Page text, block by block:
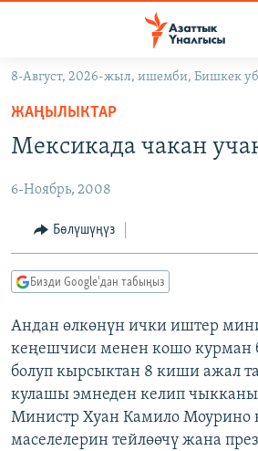
Навигацияга
өтүңүз
Издөөгө
салыңыз
САЯСАТ
ЭКОНОМИКА
ДҮЙНӨ
БОРБОР АЗИЯ
УКРАИНА
АТАЙЫН ИЛИКТӨӨ
БҮГҮН АЗАТТЫКТА
ЭКСПЕРТТЕР ТАЛДАЙТ
БИЗ ЖАНА ДҮЙНӨ
ДАНИСТЕ
ЭЖЕ-СИҢДИЛЕР
ПОДКАСТ
ӨЗГӨЧӨ ПИКИР
Русский
ОНЛАЙН ШЕРИНЕ
8-Август, 2026-жыл, ишемби, Бишкек
ЖАҢЫЛЫКТАР
Мексикада чакан
6-Ноябрь, 2008
Бөлүшүңүз
Бизди Google'дан табыңыз
Андан өлкөнүн ички иштер
кеңешчиси менен кошо курман
болуп кырсыктан 8 киши ажал
кулашы эмнеден келип чыкканы
Министр Хуан Камило Моурино
маселелерин тейлөөчү жана